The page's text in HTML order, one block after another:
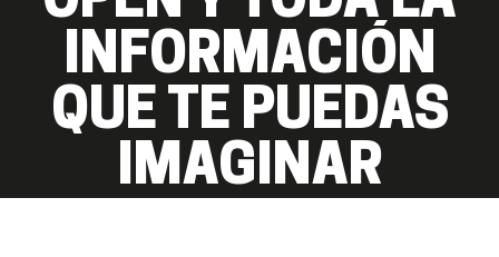
INFORMACIÓN
QUE TE PUEDAS
IMAGINAR